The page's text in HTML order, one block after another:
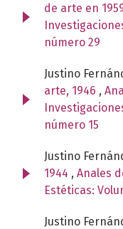
de arte en
número 29
Justino
arte, 1946 ,
número 15
Justino
1944 , Anales
Estéticas:
Justino